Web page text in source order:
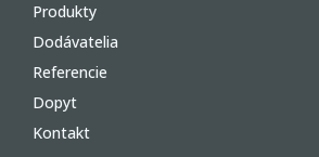
Produkty
Dodávatelia
Referencie
Dopyt
Kontakt